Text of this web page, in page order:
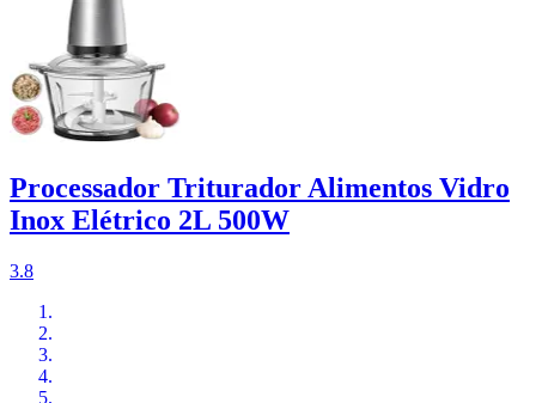
Processador Triturador Alimentos Vidro
Inox Elétrico 2L 500W
3.8